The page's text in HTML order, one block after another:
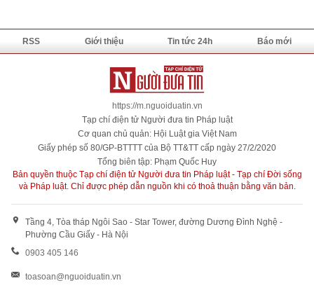
RSS Giới thiệu Tin tức 24h Báo mới
https://m.nguoiduatin.vn
Tạp chí điện tử Người đưa tin Pháp luật
Cơ quan chủ quản: Hội Luật gia Việt Nam
Giấy phép số 80/GP-BTTTT của Bộ TT&TT cấp ngày 27/2/2020
Tổng biên tập: Phạm Quốc Huy
Bản quyền thuộc Tạp chí điện tử Người đưa tin Pháp luật - Tạp chí Đời sống
và Pháp luật. Chỉ được phép dẫn nguồn khi có thoả thuận bằng văn bản.
Tầng 4, Tòa tháp Ngôi Sao - Star Tower, đường Dương Đình Nghệ -
Phường Cầu Giấy - Hà Nội
0903 405 146
toasoan@nguoiduatin.vn